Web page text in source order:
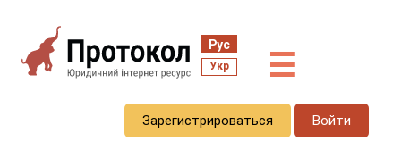
Рус
Укр ☰
Зарегистрироваться Войти